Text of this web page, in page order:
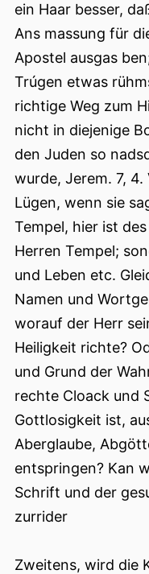
ein Haar besser,
Ans massung für
Apostel ausgas
Trúgen etwas
richtige Weg zum
nicht in diejenige
den Juden so
wurde, Jerem. 7,
Lügen, wenn sie
Tempel, hier ist
Herren Tempel;
und Leben etc.
Namen und
worauf der Herr
Heiligkeit richte?
und Grund der
rechte Cloack und
Gottlosigkeit ist,
Aberglaube,
entspringen? Kan
Schrift und der
zurrider
Zweitens, wird die